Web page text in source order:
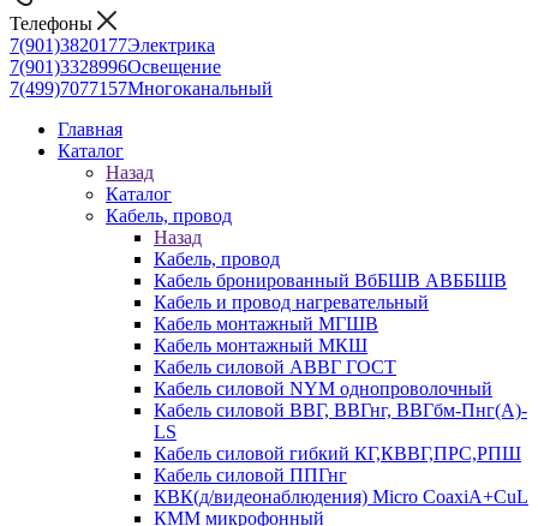
Телефоны
7(901)3820177Электрика
7(901)3328996Освещение
7(499)7077157Многоканальный
Главная
Каталог
Назад
Каталог
Кабель, провод
Назад
Кабель, провод
Кабель бронированный ВбБШВ АВББШВ
Кабель и провод нагревательный
Кабель монтажный МГШВ
Кабель монтажный МКШ
Кабель силовой АВВГ ГОСТ
Кабель силовой NYM однопроволочный
Кабель силовой ВВГ, ВВГнг, ВВГбм-Пнг(А)-
LS
Кабель силовой гибкий КГ,КВВГ,ПРС,РПШ
Кабель силовой ППГнг
КВК(д/видеонаблюдения) Micro CoaxiA+CuL
КММ микрофонный